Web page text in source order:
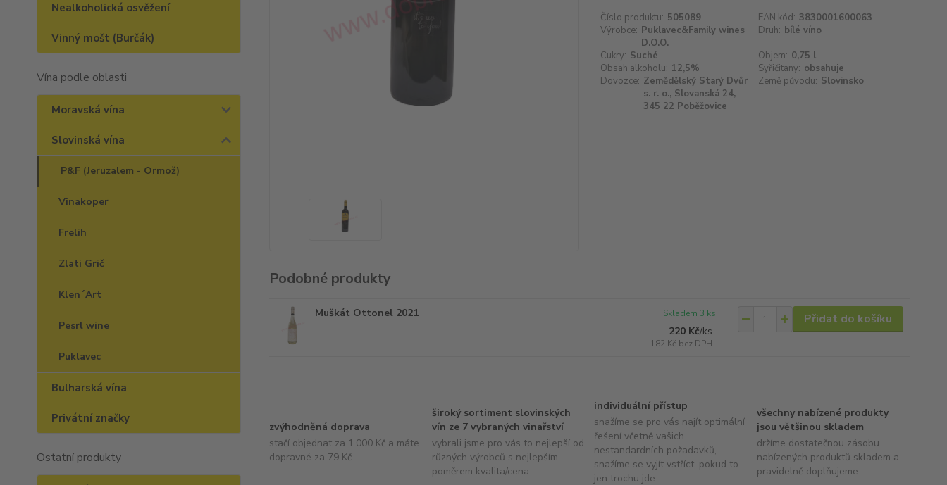
Nealkoholická osvěžení
Vinný mošt (Burčák)
Vína podle oblasti
Moravská vína
Slovinská vína
P&F (Jeruzalem - Ormož)
Vinakoper
Frelih
Zlati Grič
Klen´Art
Pesrl wine
Puklavec
Bulharská vína
Privátní značky
Ostatní produkty
Číslo produktu: 505089 EAN kód: 3830001600063
Výrobce: Puklavec&Family wines
D.O.O.
Druh: bílé víno
Cukry: Suché Objem: 0,75 l
Obsah alkoholu: 12,5% Syřičitany: obsahuje
Dovozce: Zemědělský Starý Dvůr
s. r. o., Slovanská 24,
345 22 Poběžovice
Země původu: Slovinsko
Podobné produkty
Muškát Ottonel 2021
220 Kč/ks
182 Kč bez DPH
Skladem 3 ks Přidat do košíku
zvýhodněná doprava
stačí objednat za 1.000 Kč a máte
dopravné za 79 Kč
široký sortiment slovinských
vín ze 7 vybraných vinařství
vybrali jsme pro vás to nejlepší od
různých výrobců s nejlepším
poměrem kvalita/cena
individuální přístup
snažíme se pro vás najít optimální
řešení včetně vašich
nestandardních požadavků,
snažíme se vyjít vstříct, pokud to
jen trochu jde
všechny nabízené produkty
jsou většinou skladem
držíme dostatečnou zásobu
nabízených produktů skladem a
pravidelně doplňujeme